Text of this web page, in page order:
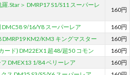
羅.Star＞ DMRP17 S1/S11 スーパーレ
160円
9/16/Y8 スーパーレア
160円
DMRP19 KM2/KM3 キングマスター
160円
ード) DM22EX1 超48/超50 コモン
160円
DMEX13 1/84 ベリーレア
160円